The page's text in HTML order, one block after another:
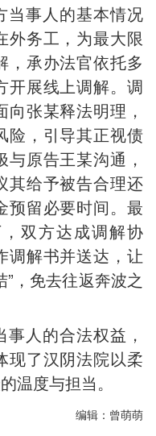
当事人的基本情况
外务工，为最大限
，承办法官依托多
开展线上调解。调
张某释法明理，
险，引导其正视债
原告王某沟通，
其给予被告合理还
预留必要时间。最
双方达成调解协
调解书并送达，让
，免去往返奔波之
人的合法权益，
现了汉阴法院以柔
温度与担当。
编辑：曾萌萌